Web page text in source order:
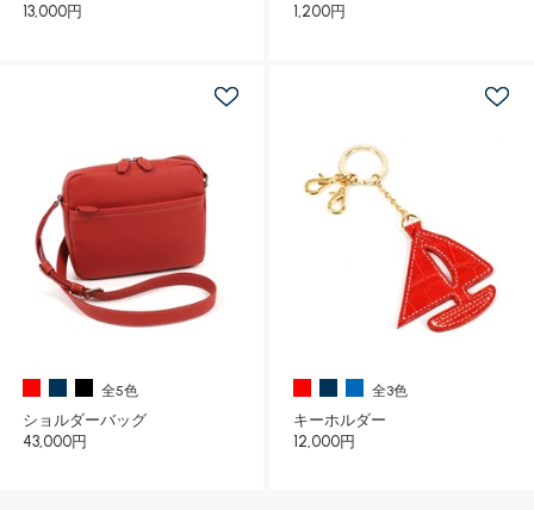
13,000円
1,200円
全5色
ショルダーバッグ
43,000円
全3色
キーホルダー
12,000円